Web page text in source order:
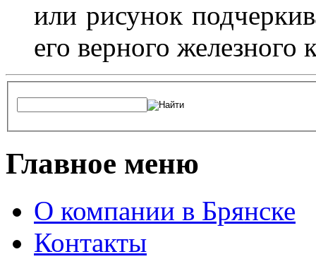
или рисунок
его верного железного
Главное меню
О компании в Брянске
Контакты